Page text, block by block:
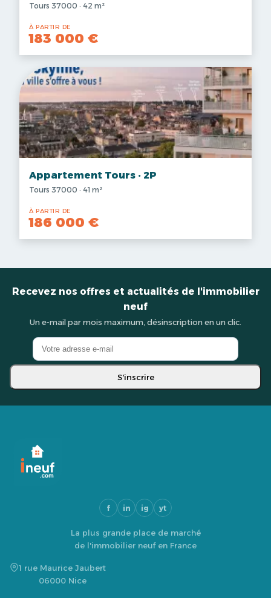
Tours 37000 · 42 m²
À PARTIR DE
183 000 €
Appartement Tours · 2P
Tours 37000 · 41 m²
À PARTIR DE
186 000 €
Recevez nos offres et actualités de l'immobilier
neuf
Un e-mail par mois maximum, désinscription en un clic.
S'inscrire
f in ig yt
La plus grande place de marché
de l'immobilier neuf en France
1 rue Maurice Jaubert
06000 Nice